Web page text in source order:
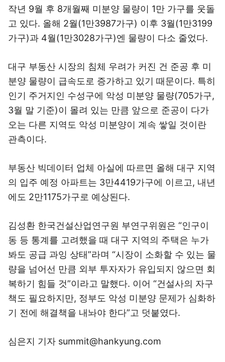
작년 9월 후 8개월째 미분양 물량이 1만 가구를 웃돌
고 있다. 올해 2월(1만3987가구) 이후 3월(1만3199
가구)과 4월(1만3028가구)엔 물량이 다소 줄었다.
대구 부동산 시장의 침체 우려가 커진 건 준공 후 미
분양 물량이 급속도로 증가하고 있기 때문이다. 특히
인기 주거지인 수성구에 악성 미분양 물량(705가구,
3월 말 기준)이 몰려 있는 만큼 앞으로 준공이 다가
오는 다른 지역도 악성 미분양이 계속 쌓일 것이란
관측이다.
부동산 빅데이터 업체 아실에 따르면 올해 대구 지역
의 입주 예정 아파트는 3만4419가구에 이르고, 내년
에도 2만1175가구로 예상된다.
김성환 한국건설산업연구원 부연구위원은 “인구이
동 등 통계를 고려했을 때 대구 지역의 주택은 누가
봐도 공급 과잉 상태”라며 “시장이 소화할 수 있는 물
량을 넘어선 만큼 외부 투자자가 유입되지 않으면 회
복하기 힘들 것”이라고 말했다. 이어 “건설사의 자구
책도 필요하지만, 정부도 악성 미분양 문제가 심화하
기 전에 해결책을 내놔야 한다”고 덧붙였다.
심은지 기자 summit@hankyung.com